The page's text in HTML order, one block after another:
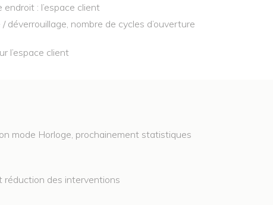
: l’espace client
nombre de cycles d’ouverture
l’espace client
mode Horloge, prochainement statistiques
réduction des interventions